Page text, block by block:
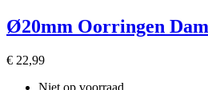
Ø20mm Oorringen
€ 22,99